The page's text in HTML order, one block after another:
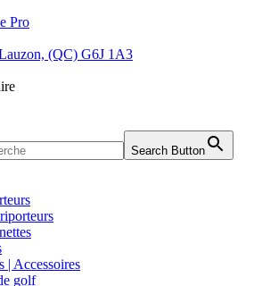
(QC) G6J 1A3
Search Button
| Accessoires
golf